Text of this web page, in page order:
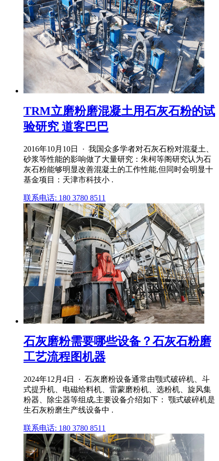
TRM立磨粉磨混凝土用石灰石粉的试
验研究 道客巴巴
2016年10月10日 · 我国众多学者对石灰石粉对混凝土、
砂浆等性能的影响做了大量研究：朱柯等阁研究认为石
灰石粉能够明显改善混凝土的工作性能,但同时会明显十
基金项目：天津市科技小 .
联系电话: 180 3780 8511
石灰磨粉需要哪些设备？石灰石粉磨
工艺流程图机器
2024年12月4日 · 石灰磨粉设备通常由颚式破碎机、斗
式提升机、电磁给料机、雷蒙磨粉机、选粉机、旋风集
粉器、除尘器等组成,主要设备介绍如下： 颚式破碎机是
生石灰粉磨生产线设备中 .
联系电话: 180 3780 8511